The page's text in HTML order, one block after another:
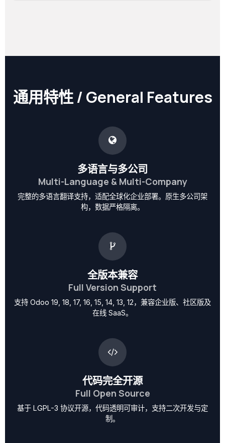
通用特性 / General Features
多语言与多公司
Multi-Language & Multi-Company
完整的多语言翻译支持，适配全球化企业部署。原生多公司架
构，数据严格隔离。
全版本兼容
Full Version Support
支持 Odoo 19, 18, 17, 16, 15, 14, 13, 12，兼容企业版、社区版及
在线 SaaS。
代码完全开源
Full Open Source
基于 LGPL-3 协议开源，代码透明可审计，支持二次开发与定
制。